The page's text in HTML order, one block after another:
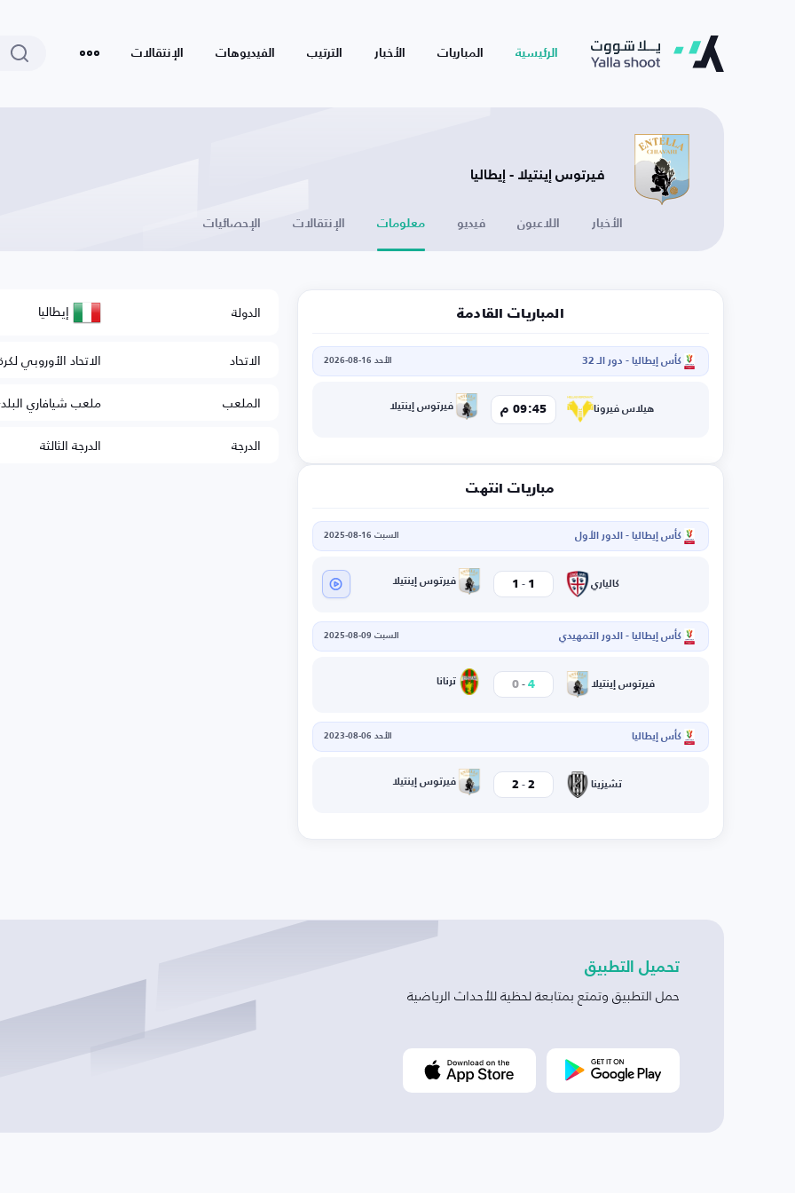
الرئيسية المباريات الأخبار الترتيب الفيديوهات الإنتقالات
فيرتوس إينتيلا - إيطاليا
الأخبار اللاعبون فيديو معلومات الإنتقالات الإحصائيات
المباريات القادمة
كأس إيطاليا - دور الـ 32 الأحد 16-08-2026
هيلاس فيرونا 09:45 م فيرتوس إينتيلا
مباريات انتهت
كأس إيطاليا - الدور الأول السبت 16-08-2025
كالياري 1
-
1 فيرتوس إينتيلا
كأس إيطاليا - الدور التمهيدي السبت 09-08-2025
فيرتوس إينتيلا 4
-
0 ترنانا
كأس إيطاليا الأحد 06-08-2023
تشيزينا 2
-
2 فيرتوس إينتيلا
الدولة إيطاليا
الاتحاد
الاتحاد الأوروبي
الملعب
ملعب شيافاري
الدرجة
الدرجة الثالثة
تحميل التطبيق
حمل التطبيق وتمتع بمتابعة لحظية للأحداث الرياضية